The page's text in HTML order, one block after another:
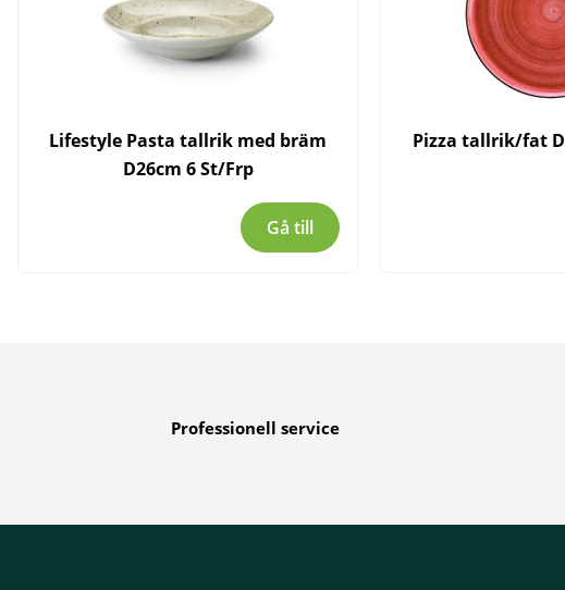
Lifestyle Pasta tallrik med bräm
D26cm 6 St/Frp
Gå till
Pizza tallrik/fat
Professionell service